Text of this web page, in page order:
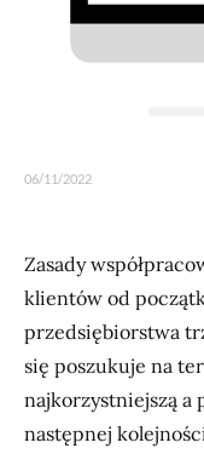
06/11/2022
Zasady
klientów od
przedsiębiorstwa
się poszukuje na
najkorzystniejszą a
następnej